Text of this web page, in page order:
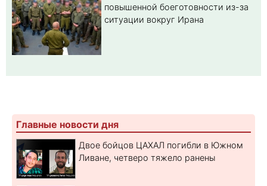
повышенной боеготовности из-за
ситуации вокруг Ирана
Главные новости дня
Двое бойцов ЦАХАЛ погибли в Южном
Ливане, четверо тяжело ранены